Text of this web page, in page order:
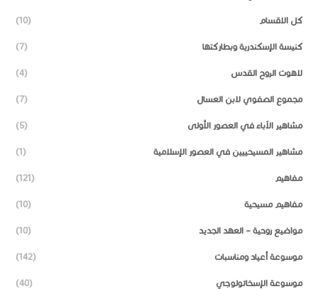
كل الاقسام (10)
كنيسة الإسكندرية وبطاركتها (7)
لاهوت الروح القدس (4)
مجموع الصفوي لابن العسال (7)
مشاهير الآباء في العصور الأولى (5)
مشاهير المسيحييين في العصور الإسلامية (1)
مفاهيم (121)
مفاهيم مسيحية (10)
مواضيع روحية – العهد الجديد (10)
موسوعة أعياد ومناسبات (142)
موسوعة الإسخاتولوجي (40)